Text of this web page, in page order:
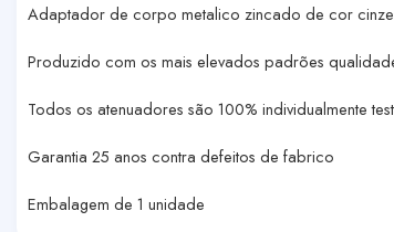
Adaptador de corpo metalico zincado de cor
Produzido com os mais elevados padrões
Todos os atenuadores são 100% individualmente
Garantia 25 anos contra defeitos de fabrico
Embalagem de 1 unidade